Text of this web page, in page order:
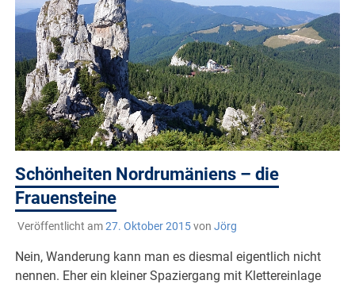
Schönheiten Nordrumäniens – die
Frauensteine
Veröffentlicht am27. Oktober 2015von Jörg
Nein, Wanderung kann man es diesmal eigentlich nicht
nennen. Eher ein kleiner Spaziergang mit Klettereinlage